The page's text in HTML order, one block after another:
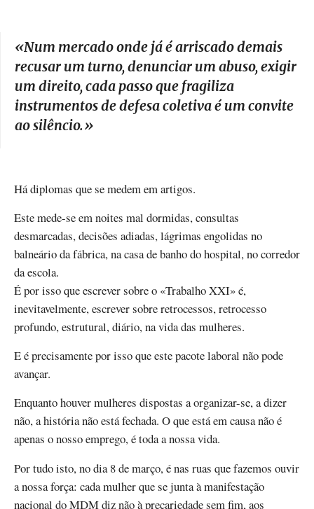
«Num mercado onde já é arriscado demais
recusar um turno, denunciar um abuso, exigir
um direito, cada passo que fragiliza
instrumentos de defesa coletiva é um convite
ao silêncio.»
Há diplomas que se medem em artigos.
Este mede-se em noites mal dormidas, consultas
desmarcadas, decisões adiadas, lágrimas engolidas no
balneário da fábrica, na casa de banho do hospital, no corredor
da escola.
É por isso que escrever sobre o «Trabalho XXI» é,
inevitavelmente, escrever sobre retrocessos, retrocesso
profundo, estrutural, diário, na vida das mulheres.
E é precisamente por isso que este pacote laboral não pode
avançar.
Enquanto houver mulheres dispostas a organizar-se, a dizer
não, a história não está fechada. O que está em causa não é
apenas o nosso emprego, é toda a nossa vida.
Por tudo isto, no dia 8 de março, é nas ruas que fazemos ouvir
a nossa força: cada mulher que se junta à manifestação
nacional do MDM diz não à precariedade sem fim, aos